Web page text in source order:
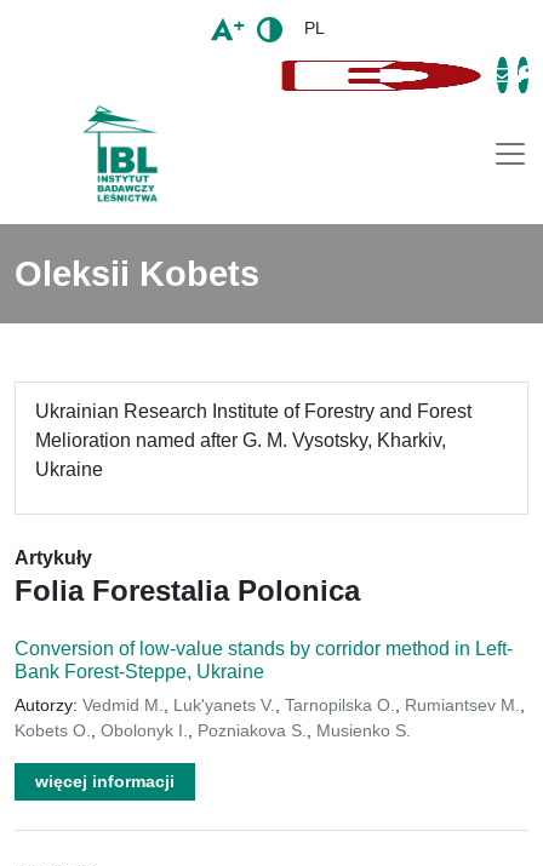
PL
Oleksii Kobets
Ukrainian Research Institute of Forestry and Forest
Melioration named after G. M. Vysotsky, Kharkiv,
Ukraine
Artykuły
Folia Forestalia Polonica
Conversion of low-value stands by corridor method in Left-
Bank Forest-Steppe, Ukraine
Autorzy: Vedmid M. Luk'yanets V. Tarnopilska O. Rumiantsev M.
Kobets O.
Obolonyk I. Pozniakova S. Musienko S.
więcej informacji